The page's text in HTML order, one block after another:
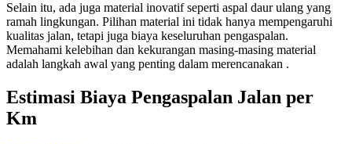
Selain itu, ada juga material inovatif seperti aspal daur ulang yang
ramah lingkungan. Pilihan material ini tidak hanya mempengaruhi
kualitas jalan, tetapi juga biaya keseluruhan pengaspalan.
Memahami kelebihan dan kekurangan masing-masing material
adalah langkah awal yang penting dalam merencanakan .
Estimasi Biaya Pengaspalan Jalan per
Km